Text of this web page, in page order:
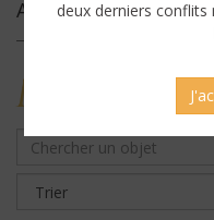
Archives
MILITARY
deux derniers conflits